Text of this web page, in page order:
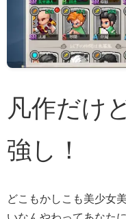
凡作だけ
強し！
どこもかしこも美少女